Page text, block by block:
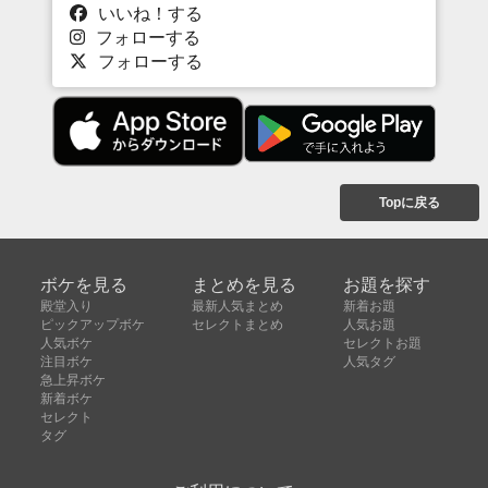
いいね！する
フォローする
フォローする
Topに戻る
ボケを見る
殿堂入り
ピックアップボケ
人気ボケ
注目ボケ
急上昇ボケ
新着ボケ
セレクト
タグ
まとめを見る
最新人気まとめ
セレクトまとめ
お題を探す
新着お題
人気お題
セレクトお題
人気タグ